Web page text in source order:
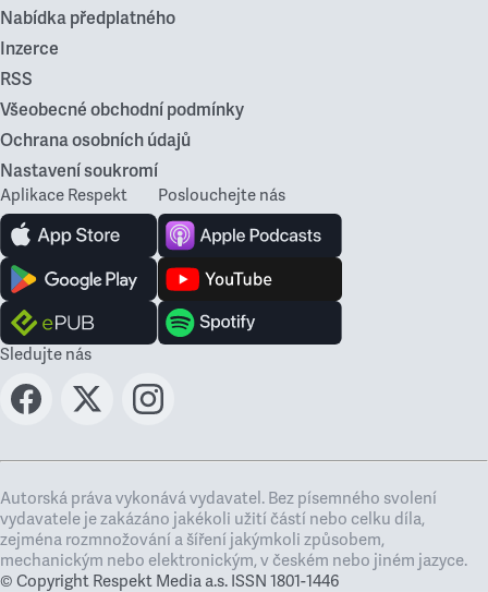
Nabídka předplatného
Inzerce
RSS
Všeobecné obchodní podmínky
Ochrana osobních údajů
Nastavení soukromí
Aplikace Respekt Poslouchejte nás
Sledujte nás
Autorská práva vykonává vydavatel. Bez písemného svolení
vydavatele je zakázáno jakékoli užití částí nebo celku díla,
zejména rozmnožování a šíření jakýmkoli způsobem,
mechanickým nebo elektronickým, v českém nebo jiném jazyce.
© Copyright Respekt Media a.s. ISSN 1801-1446